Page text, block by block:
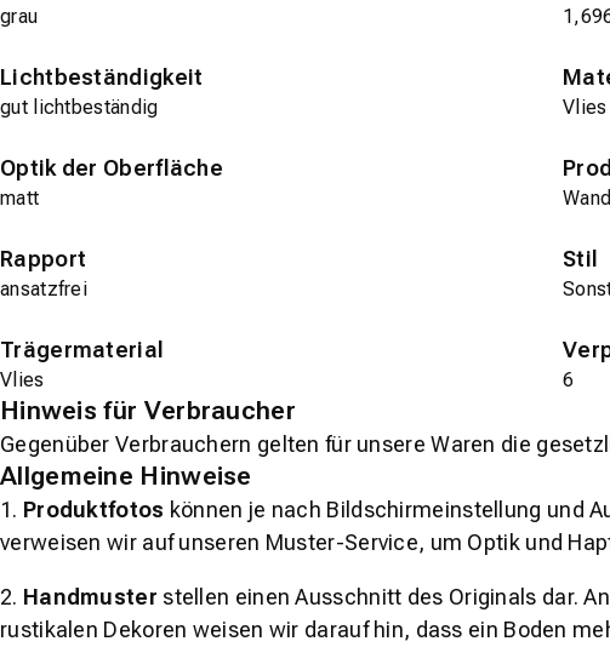
grau
Lichtbeständigkeit
gut lichtbeständig Vlies
Optik der Oberfläche
matt
Rapport
ansatzfrei
Stil
Trägermaterial
Vlies 6
Hinweis für Verbraucher
Gegenüber Verbrauchern gelten für unsere Waren die
Allgemeine Hinweise
1. Produktfotos können je nach Bildschirmeinstellung und
verweisen wir auf unseren Muster-Service, um Optik und
2. Handmuster stellen einen Ausschnitt des Originals dar.
rustikalen Dekoren weisen wir darauf hin, dass ein Boden